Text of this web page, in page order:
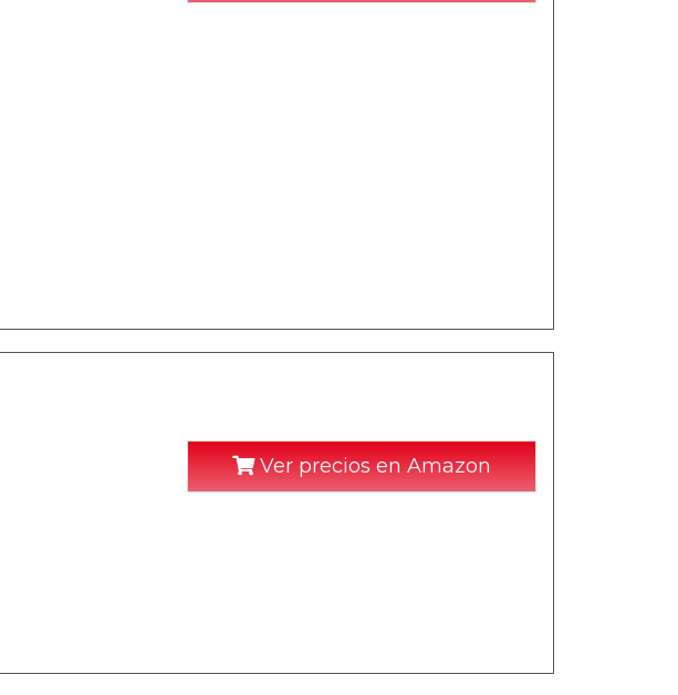
Ver precios en Amazon